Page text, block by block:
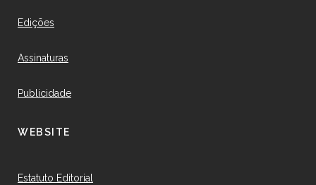
Edições
Assinaturas
Publicidade
WEBSITE
Estatuto Editorial